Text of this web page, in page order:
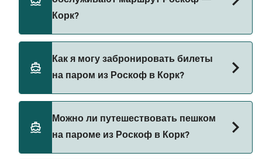
цена парома из Роскоф в Корк составляет 737₽.
Цена указана без учета сборов за
бронирование.
Корк?
Роскоф в Корк.
Как я могу забронировать билеты
на паром из Роскоф в Корк?
поиск сделок и посетите нашу страницу
предложений, чтобы увидеть последние акции
на паромы.
Можно ли путешествовать пешком
на пароме из Роскоф в Корк?